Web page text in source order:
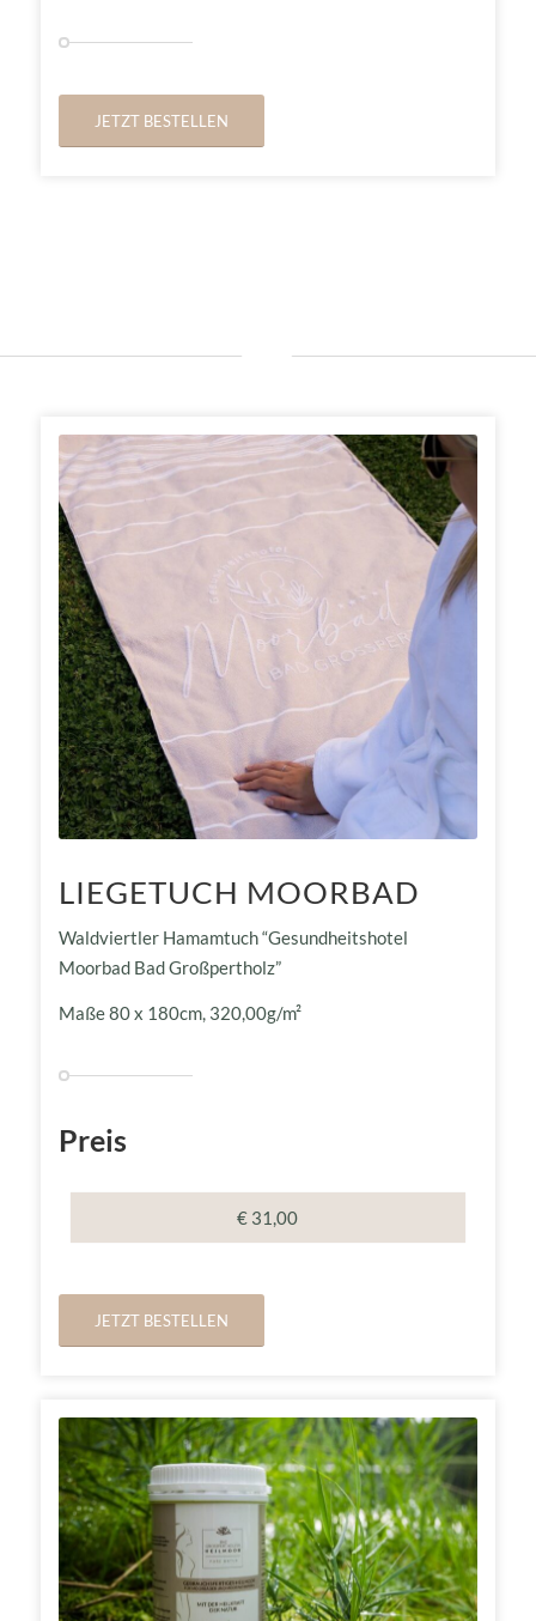
JETZT BESTELLEN
LIEGETUCH MOORBAD
Waldviertler Hamamtuch “Gesundheitshotel
Moorbad Bad Großpertholz”
Maße 80 x 180cm, 320,00g/m²
Preis
€ 31,00
JETZT BESTELLEN